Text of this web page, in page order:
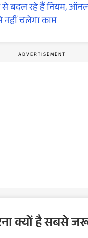
से बदल रहे हैं नियम,
नहीं चलेगा काम
क्यों है सबसे